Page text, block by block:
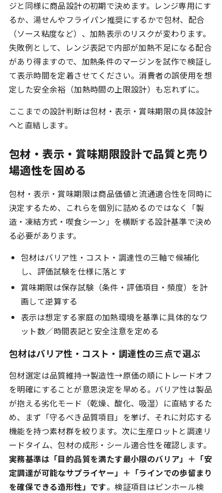
ジと同様に商品設計の初期で決めます。レンジ専用にす
るか、湯せんやフライパン推奨にするかで包材、配合
（ソース粘度など）、加熱表示のリスクが変わります。
失敗例として、レンジ表記で内部が加熱不足になる配合
があり得ますので、加熱条件のマージンを試作で検証し
て表示時間を定着させてください。消費者の誤使用を想
定した安全余裕（加熱時間の上限設計）も忘れずに。
ここまでの設計判断は包材・表示・賞味期限の具体設計
へと直結します。
包材・表示・賞味期限設計で品質と売り
場適性を固める
包材・表示・賞味期限は商品価値と流通適合性を同時に
決定するため、これらを個別に詰めるのではなく「製
造・凍結方式・喫食シーン」を横断する設計基準で決め
る必要があります。
包材はバリア性・コスト・調達性の三軸で候補化
し、評価試験を仕様に落とす
賞味期限は保存試験（条件・評価項目・頻度）を計
画して逆算する
表示は想定する家庭の加熱環境を基準に具体的なワ
ット数／時間表記と安全注意を定める
包材はバリア性・コスト・調達性の三点で選ぶ
包材選定は品質維持→製造性→原価の順にトレードオフ
を明確にすることが意思決定を早める。バリア性は製品
が抱える劣化モード（乾燥、酸化、吸湿）に直結するた
め、まず「守るべき品質項目」を挙げ、それに対応する
機能を持つ素材群を絞ります。次に生産ロットと調達リ
ードタイム、包材の成形・シール適合性を確認します。
実務基準は「目的品質を満たす最小限のバリア」＋「安
定調達が可能なサプライヤー」＋「ラインでの歩留まり
を確保できる造形性」です。検証項目はピンホール検